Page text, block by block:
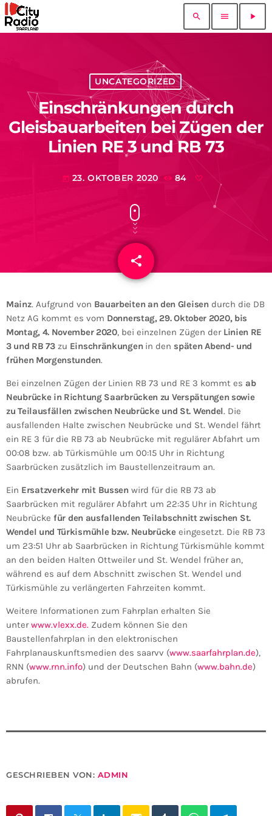
search menu play_arrow
UNCATEGORIZED
Einschränkungen durch
Gleisbauarbeiten bei Zügen der
Linien RE 3 und RB 73
today 23. OKTOBER 2020 84
share
email
Mainz. Aufgrund von Bauarbeiten an den Gleisendurch die DB
Netz AG kommt es vom Donnerstag, 29. Oktober 2020, bis
Montag, 4. November 2020, bei einzelnen Zügen der Linien RE
3 und RB 73zu Einschränkungenin den späten Abend- und
frühen Morgenstunden.
Bei einzelnen Zügen der Linien RB 73 und RE 3 kommt es ab
Neubrücke in Richtung Saarbrücken zu Verspätungen sowie
zu Teilausfällen zwischen Neubrücke und St. Wendel. Die
ausfallenden Halte zwischen Neubrücke und St. Wendel fährt
ein RE 3 für die RB 73 ab Neubrücke mit regulärer Abfahrt um
00:08 bzw. ab Türkismühle um 00:15 Uhr in Richtung
Saarbrücken zusätzlich im Baustellenzeitraum an.
Ein Ersatzverkehr mit Bussenwird für die RB 73 ab
Saarbrücken mit regulärer Abfahrt um 22:35 Uhr in Richtung
Neubrücke für den ausfallenden Teilabschnitt zwischen St.
Wendel und Türkismühle bzw. Neubrückeeingesetzt. Die RB 73
um 23:51 Uhr ab Saarbrücken in Richtung Türkismühle kommt
an den beiden Halten Ottweiler und St. Wendel früher an,
während es auf dem Abschnitt zwischen St. Wendel und
Türkismühle zu verlängerten Fahrzeiten kommt.
Weitere Informationen zum Fahrplan erhalten Sie
unterwww.vlexx.de. Zudem können Sie den
Baustellenfahrplan in den elektronischen
Fahrplanauskunftsmedien des saarvv (www.saarfahrplan.de),
RNN (www.rnn.info) und der Deutschen Bahn (www.bahn.de)
abrufen.
GESCHRIEBEN VON: ADMIN